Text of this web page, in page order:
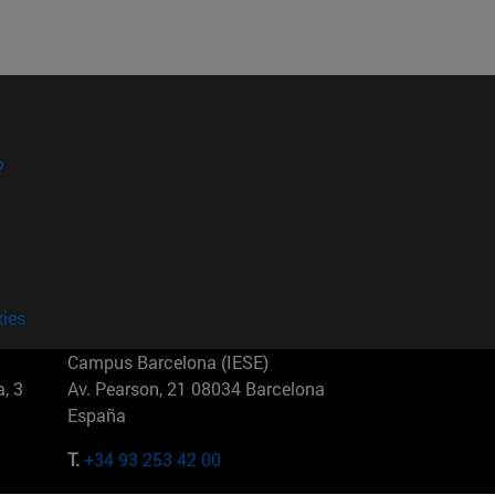
3
Campus Barcelona (IESE)
Av. Pearson, 21 08034 Barcelona
España
T.+34 93 253 42 00